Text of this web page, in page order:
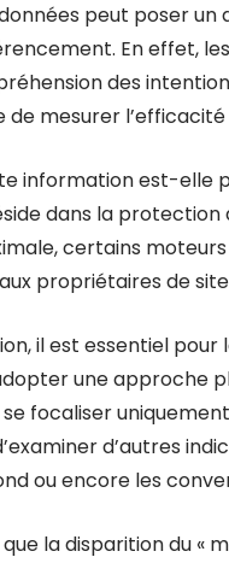
peut poser un
En effet,
des
de mesurer
information est-elle
dans la protection
certains
propriétaires de
il est essentiel
une approche
focaliser
d’autres
ou encore les
que la disparition du